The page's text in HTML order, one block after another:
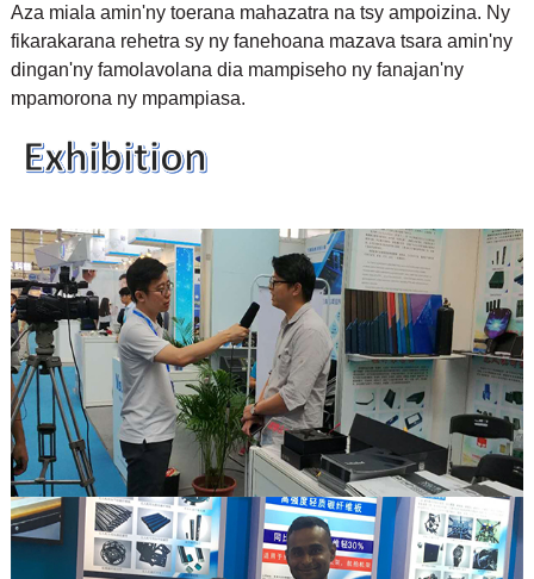
Aza miala amin'ny toerana mahazatra na tsy ampoizina. Ny
fikarakarana rehetra sy ny fanehoana mazava tsara amin'ny
dingan'ny famolavolana dia mampiseho ny fanajan'ny
mpamorona ny mpampiasa.